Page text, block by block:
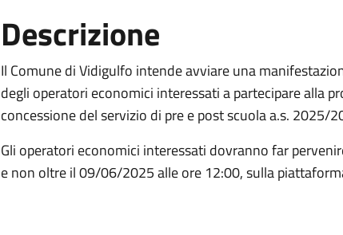
Descrizione
Il Comune di Vidigulfo intende avviare una
degli operatori economici interessati a partecipare alla
concessione del servizio di pre e post scuola a.s. 2025/
Gli operatori economici interessati dovranno far
e non oltre il 09/06/2025 alle ore 12:00, sulla